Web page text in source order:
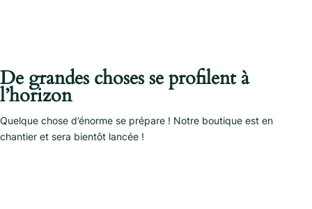
De grandes choses se profilent à
l’horizon
Quelque chose d’énorme se prépare ! Notre boutique est en
chantier et sera bientôt lancée !